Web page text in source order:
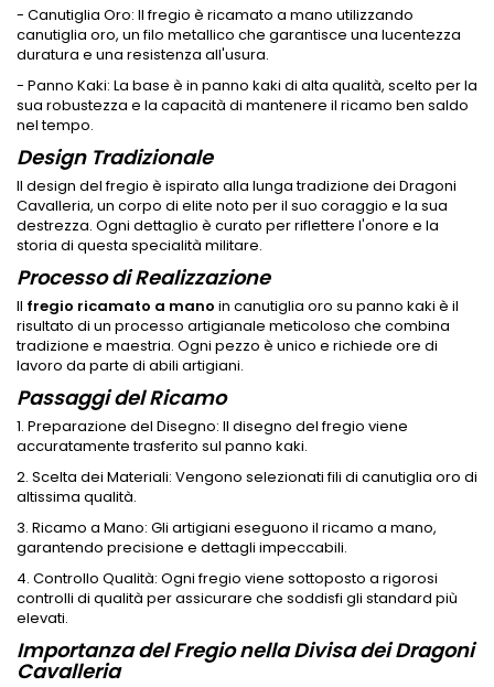
- Canutiglia Oro: Il fregio è ricamato a mano utilizzando
canutiglia oro, un filo metallico che garantisce una lucentezza
duratura e una resistenza all'usura.
- Panno Kaki: La base è in panno kaki di alta qualità, scelto per la
sua robustezza e la capacità di mantenere il ricamo ben saldo
nel tempo.
Design Tradizionale
Il design del fregio è ispirato alla lunga tradizione dei Dragoni
Cavalleria, un corpo di elite noto per il suo coraggio e la sua
destrezza. Ogni dettaglio è curato per riflettere l'onore e la
storia di questa specialità militare.
Processo di Realizzazione
Il fregio ricamato a mano in canutiglia oro su panno kaki è il
risultato di un processo artigianale meticoloso che combina
tradizione e maestria. Ogni pezzo è unico e richiede ore di
lavoro da parte di abili artigiani.
Passaggi del Ricamo
1. Preparazione del Disegno: Il disegno del fregio viene
accuratamente trasferito sul panno kaki.
2. Scelta dei Materiali: Vengono selezionati fili di canutiglia oro di
altissima qualità.
3. Ricamo a Mano: Gli artigiani eseguono il ricamo a mano,
garantendo precisione e dettagli impeccabili.
4. Controllo Qualità: Ogni fregio viene sottoposto a rigorosi
controlli di qualità per assicurare che soddisfi gli standard più
elevati.
Importanza del Fregio nella Divisa dei Dragoni
Cavalleria